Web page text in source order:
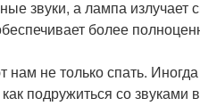
звуки, а лампа излучает
более
не только спать.
подружиться со